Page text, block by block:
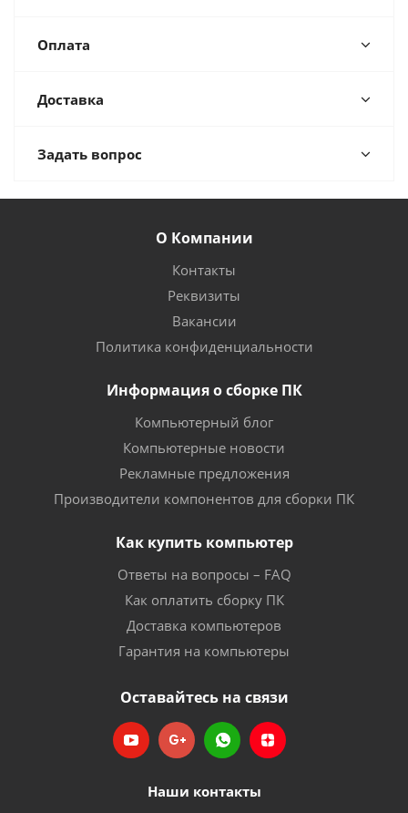
Оплата
Доставка
Задать вопрос
О Компании
Контакты
Реквизиты
Вакансии
Политика конфиденциальности
Информация о сборке ПК
Компьютерный блог
Компьютерные новости
Рекламные предложения
Производители компонентов для сборки ПК
Как купить компьютер
Ответы на вопросы – FAQ
Как оплатить сборку ПК
Доставка компьютеров
Гарантия на компьютеры
Оставайтесь на связи
Наши контакты